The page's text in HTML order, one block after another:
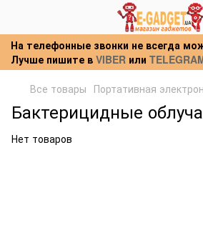
На телефонные звонки не всегда
Лучше пишите в VIBER или
Все товары Портативная
Бактерицидные
Нет товаров